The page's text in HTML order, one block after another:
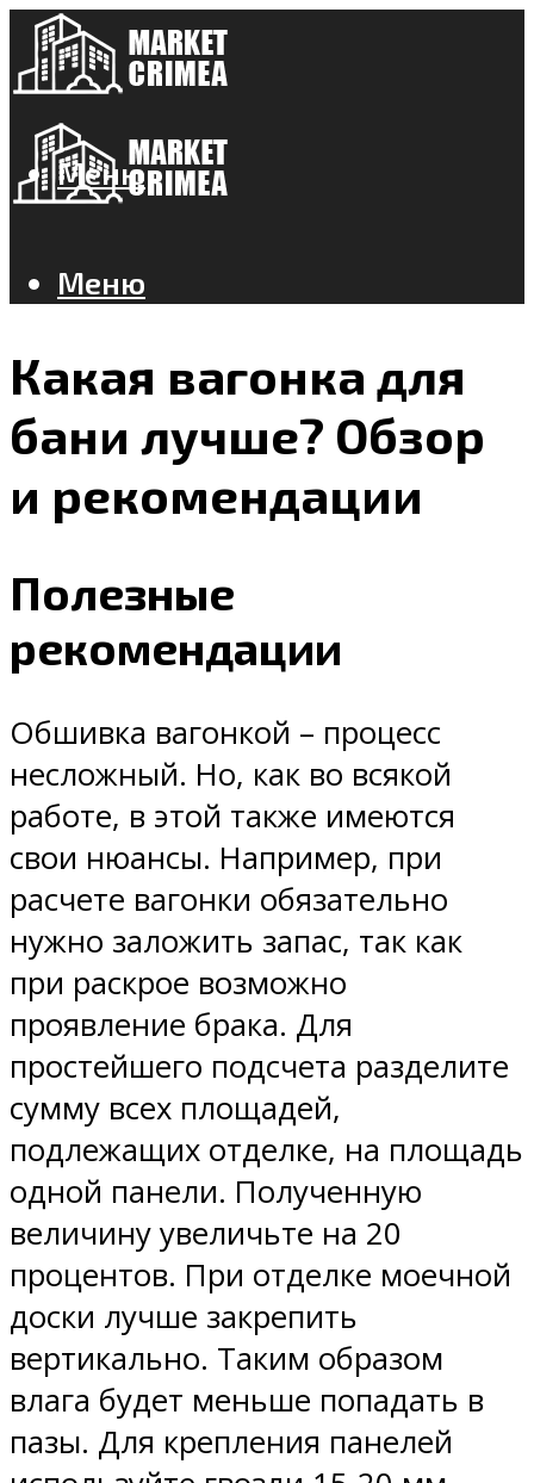
Меню
Меню
Какая вагонка для
бани лучше? Обзор
и рекомендации
Полезные
рекомендации
Обшивка вагонкой – процесс
несложный. Но, как во всякой
работе, в этой также имеются
свои нюансы. Например, при
расчете вагонки обязательно
нужно заложить запас, так как
при раскрое возможно
проявление брака. Для
простейшего подсчета разделите
сумму всех площадей,
подлежащих отделке, на площадь
одной панели. Полученную
величину увеличьте на 20
процентов. При отделке моечной
доски лучше закрепить
вертикально. Таким образом
влага будет меньше попадать в
пазы. Для крепления панелей